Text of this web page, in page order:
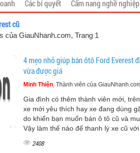
Các bí quyết Cẩm nang nghề nghiệp
cũ
của GiauNhanh.com, Trang 1
4 mẹo nhỏ giúp bán ôtô Ford Everest
vừa được giá
Minh Thiện, Thành viên của
Gia đình có thêm thành viên mới,
xe mới yêu thích hay xe đang dùng
do khiến bạn muốn bán ô tô cũ và
Vậy làm thế nào để thanh lý xe cũ
2408